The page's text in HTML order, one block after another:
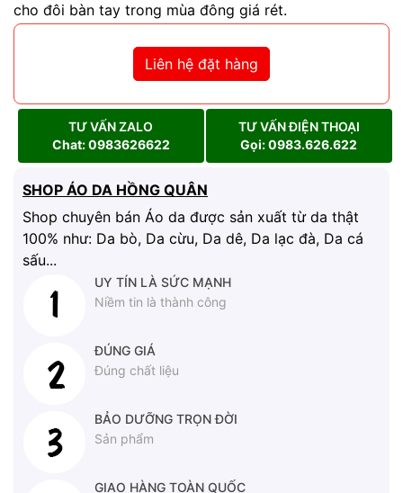
cho đôi bàn tay trong mùa đông giá rét.
Liên hệ đặt hàng
TƯ VẤN ZALO
Chat: 0983626622
TƯ VẤN ĐIỆN THOẠI
Gọi: 0983.626.622
SHOP ÁO DA HỒNG QUÂN
Shop chuyên bán Áo da được sản xuất từ da thật
100% như: Da bò, Da cừu, Da dê, Da lạc đà, Da cá
sấu...
UY TÍN LÀ SỨC MẠNH
Niềm tin là thành công
ĐÚNG GIÁ
Đúng chất liệu
BẢO DƯỠNG TRỌN ĐỜI
Sản phẩm
GIAO HÀNG TOÀN QUỐC